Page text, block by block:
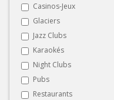
Casinos-Jeux
Glaciers
Jazz Clubs
Karaokés
Night Clubs
Pubs
Restaurants